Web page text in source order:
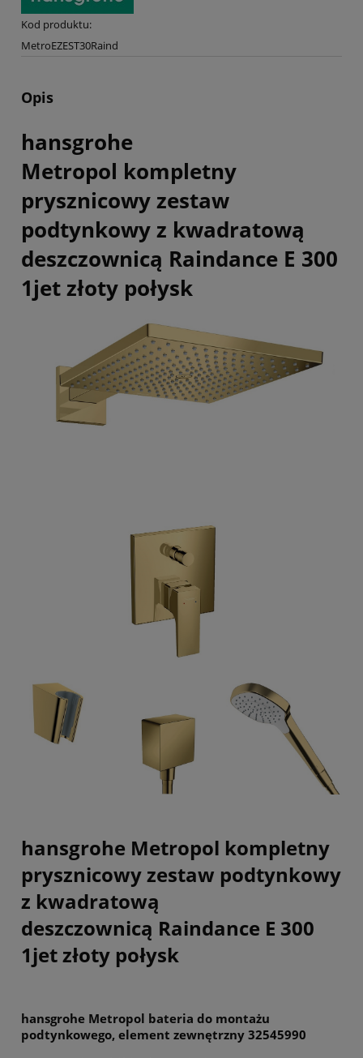
Kod produktu:
MetroEZEST30Raind
Opis
hansgrohe
Metropol kompletny
prysznicowy zestaw
podtynkowy z kwadratową
deszczownicą Raindance E 300
1jet złoty połysk
hansgrohe Metropol kompletny
prysznicowy zestaw podtynkowy
z kwadratową
deszczownicą Raindance E 300
1jet złoty połysk
hansgrohe Metropol bateria do montażu
podtynkowego, element zewnętrzny 32545990